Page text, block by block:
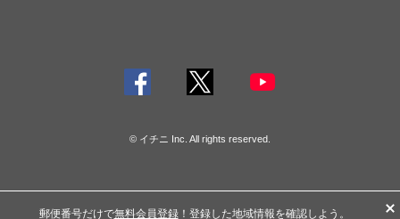
© イチニ Inc. All rights reserved.
郵便番号だけで無料会員登録！登録した地域情報を確認しよう。